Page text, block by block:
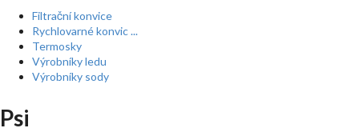
Filtrační konvice
Rychlovarné konvic ...
Termosky
Výrobníky ledu
Výrobníky sody
Psi